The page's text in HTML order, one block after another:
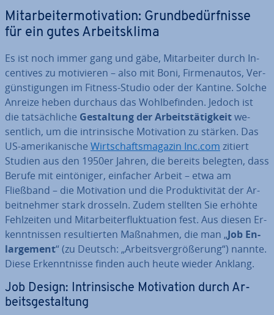
Mit­ar­bei­ter­mo­ti­va­ti­on: Grund­be­dürf­nis­se
für ein gutes Ar­beits­kli­ma
Es ist noch immer gang und gäbe, Mit­ar­bei­ter durch In­
cen­ti­ves zu mo­ti­vie­ren – also mit Boni, Fir­men­au­tos, Ver­
güns­ti­gun­gen im Fitness-Studio oder der Kantine. Solche
Anreize heben durchaus das Wohl­be­fin­den. Jedoch ist
die tat­säch­li­che Ge­stal­tung der Ar­beits­tä­tig­keitwe­
sent­lich, um die in­trin­si­sche Mo­ti­va­ti­on zu stärken. Das
US-ame­ri­ka­ni­sche Wirt­schafts­ma­ga­zin Inc.com zitiert
Studien aus den 1950er Jahren, die bereits belegten, dass
Berufe mit ein­tö­ni­ger, einfacher Arbeit – etwa am
Fließband – die Mo­ti­va­ti­on und die Pro­duk­ti­vi­tät der Ar­
beit­neh­mer stark drosseln. Zudem stellten Sie erhöhte
Fehl­zei­ten und Mit­ar­bei­ter­fluk­tua­ti­on fest. Aus diesen Er­
kennt­nis­sen re­sul­tier­ten Maßnahmen, die man „Job En­
lar­ge­ment“ (zu Deutsch: „Ar­beits­ver­grö­ße­rung“) nannte.
Diese Er­kennt­nis­se finden auch heute wieder Anklang.
Job Design: In­trin­si­sche Mo­ti­va­ti­on durch Ar­
beits­ge­stal­tung